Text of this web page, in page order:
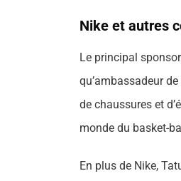
Nike et autres
Le principal
qu’ambassadeur
de chaussures et
monde du basket-
En plus de Nike,